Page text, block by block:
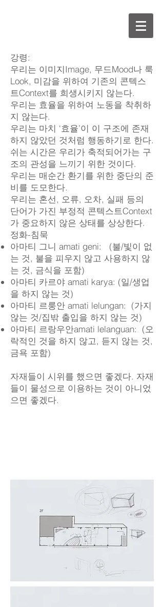
강령:
우리는 이미지Image, 무드Mood나 룩
Look, 미감을 위하여 기존의 콘텍스
트Context를 희생시키지 않는다.
우리는 효율을 위하여 노동을 착취하
지 않는다.
우리는 마치 ‘효율’이 이 구조에 존재
하지 않았던 것처럼 행동하기로 한다.
쉬는 시간은 우리가 축적되어가는 구
조의 관성을 느끼기 위한 것이다.
우리는 매순간 환기를 위한 중단의 준
비를 도모한다.
우리는 혼선, 오류, 오차, 실패 등의
단어가 가진 부정적 콘텍스트Context
가 중요하지 않은 상태를 상상한다.
정화-침묵
아마티 그니 amati geni: (불/빛이 없
는 것, 불을 피우지 않고 사용하지 않
는 것, 금식을 포함)
아마티 카르야 amati karya: (일/생업
을 하지 않는 것)
아마티 르룽안 amati lelungan: (가지
않는 것/집밖 출입을 하지 않는 것)
아마티 르랑우안amati lelanguan: (오
락적인 것을 하지 않고, 듣지 않는 것,
금욕 포함)
자재들이 시위를 했으면 좋겠다. 자재
들이 물성으로 이용하는 것이 아니었
으면 좋겠다.